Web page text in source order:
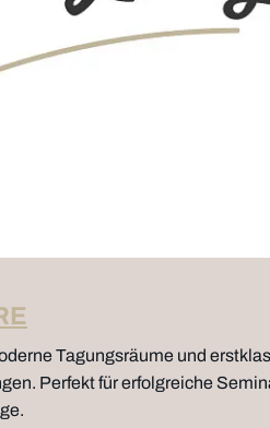
Tagungsräume und
Perfekt für erfolgreiche